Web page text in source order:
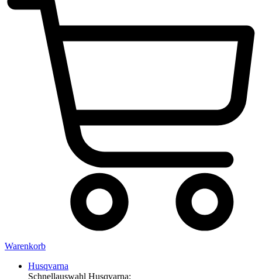
Warenkorb
Husqvarna
Schnellauswahl Husqvarna: